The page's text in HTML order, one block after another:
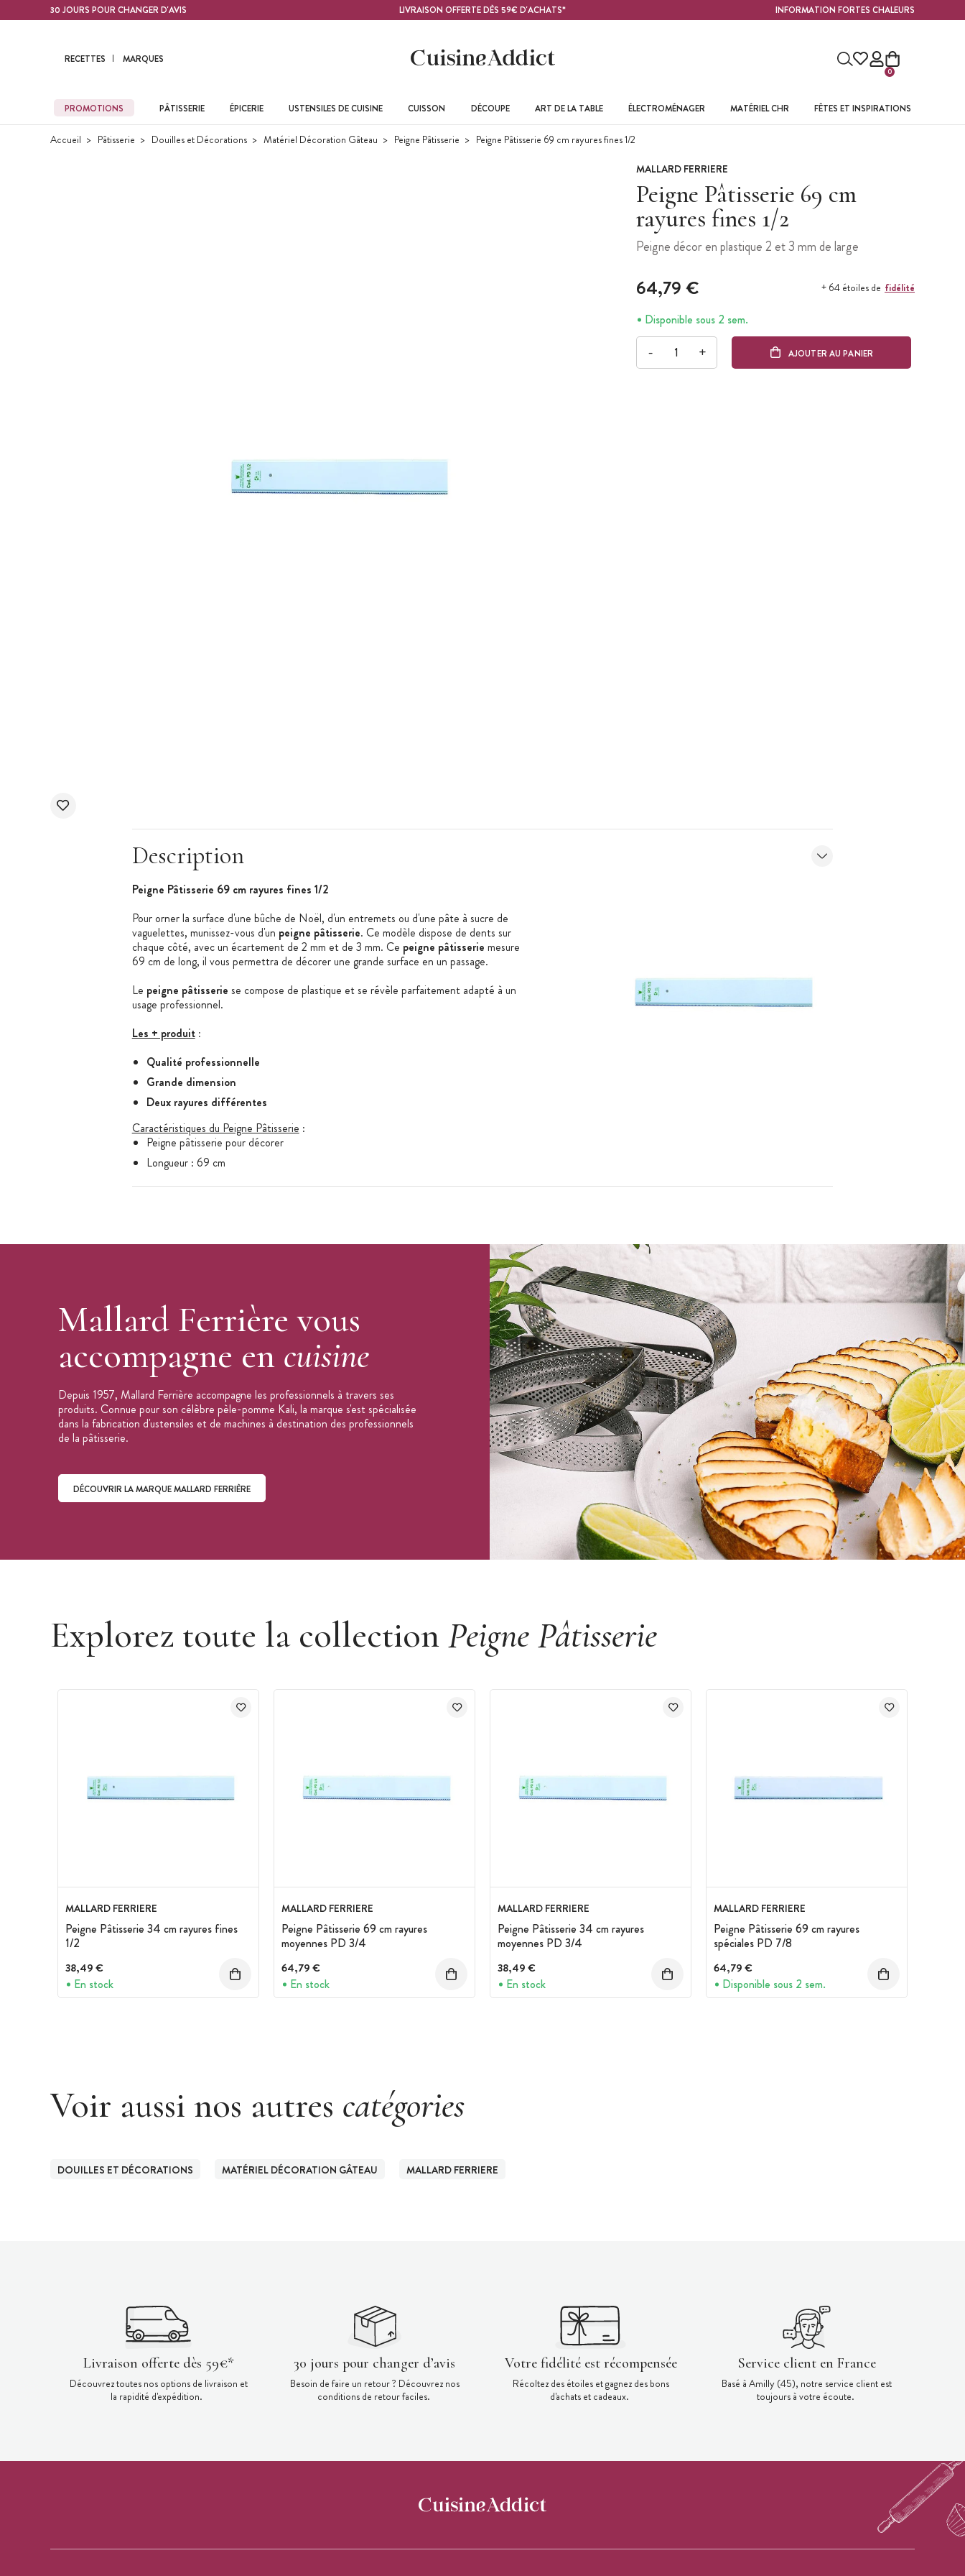
Contenu principal30 JOURS POUR CHANGER D'AVIS LIVRAISON OFFERTE DÈS 59€ D'ACHATS* INFORMATION FORTES CHALEURS
RECETTES MARQUES
0
PROMOTIONS PÂTISSERIE ÉPICERIE USTENSILES DE CUISINE CUISSON DÉCOUPE ART DE LA TABLE ÉLECTROMÉNAGER MATÉRIEL CHR FÊTES ET INSPIRATIONS
Accueil Pâtisserie Douilles et Décorations Matériel Décoration Gâteau Peigne Pâtisserie Peigne Pâtisserie 69 cm rayures fines 1/2
MALLARD FERRIERE
Peigne Pâtisserie 69 cm
rayures fines 1/2
Peigne décor en plastique 2 et 3 mm de large
64,79 € + 64 étoiles de fidélité
Disponible sous 2 sem.
- + AJOUTER AU PANIER
Description
Peigne Pâtisserie 69 cm rayures fines 1/2
Pour orner la surface d'une bûche de Noël, d'un entremets ou d'une pâte à sucre de
vaguelettes, munissez-vous d'un peigne pâtisserie. Ce modèle dispose de dents sur
chaque côté, avec un écartement de 2 mm et de 3 mm. Ce peigne pâtisserie mesure
69 cm de long, il vous permettra de décorer une grande surface en un passage.
Le peigne pâtisserie se compose de plastique et se révèle parfaitement adapté à un
usage professionnel.
Les + produit:
Qualité professionnelle
Grande dimension
Deux rayures différentes
Caractéristiques du Peigne Pâtisserie :
Peigne pâtisserie pour décorer
Longueur : 69 cm
Motif : rayures fines PD 1/2
Mallard Ferrière vous
accompagne en cuisine
Depuis 1957, Mallard Ferrière accompagne les professionnels à travers ses
produits. Connue pour son célèbre pèle-pomme Kali, la marque s'est spécialisée
dans la fabrication d'ustensiles et de machines à destination des professionnels
de la pâtisserie.
DÉCOUVRIR LA MARQUE MALLARD FERRIÈRE
Explorez toute la collection Peigne Pâtisserie
MALLARD FERRIERE
Peigne Pâtisserie 34 cm rayures fines
1/2
38,49 €
En stock
MALLARD FERRIERE
Peigne Pâtisserie 69 cm rayures
moyennes PD 3/4
64,79 €
En stock
MALLARD FERRIERE
Peigne Pâtisserie 34 cm rayures
moyennes PD 3/4
38,49 €
En stock
MALLARD FERRIERE
Peigne Pâtisserie 69 cm rayures
spéciales PD 7/8
64,79 €
Disponible sous 2 sem.
Voir aussi nos autres catégories
DOUILLES ET DÉCORATIONS MATÉRIEL DÉCORATION GÂTEAU MALLARD FERRIERE
Livraison offerte dès 59€*
Découvrez toutes nos options de livraison et
la rapidité d'expédition.
30 jours pour changer d’avis
Besoin de faire un retour ? Découvrez nos
conditions de retour faciles.
Votre fidélité est récompensée
Récoltez des étoiles et gagnez des bons
d'achats et cadeaux.
Service client en France
Basé à Amilly (45), notre service client est
toujours à votre écoute.